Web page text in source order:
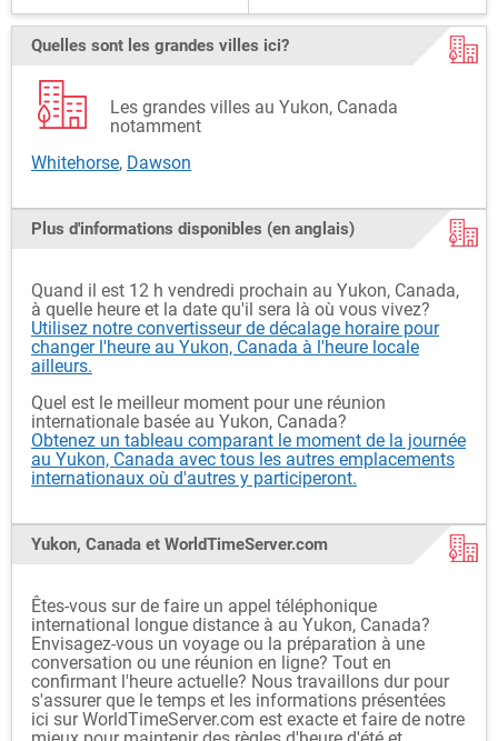
Quelles sont les grandes villes ici?
Les grandes villes au Yukon, Canada
notamment
Whitehorse, Dawson
Plus d'informations disponibles (en anglais)
Quand il est 12 h vendredi prochain au Yukon, Canada,
à quelle heure et la date qu'il sera là où vous vivez?
Utilisez notre convertisseur de décalage horaire pour
changer l'heure au Yukon, Canada à l'heure locale
ailleurs.
Quel est le meilleur moment pour une réunion
internationale basée au Yukon, Canada?
Obtenez un tableau comparant le moment de la journée
au Yukon, Canada avec tous les autres emplacements
internationaux où d'autres y participeront.
Yukon, Canada et WorldTimeServer.com
Êtes-vous sur de faire un appel téléphonique
international longue distance à au Yukon, Canada?
Envisagez-vous un voyage ou la préparation à une
conversation ou une réunion en ligne? Tout en
confirmant l'heure actuelle? Nous travaillons dur pour
s'assurer que le temps et les informations présentées
ici sur WorldTimeServer.com est exacte et faire de notre